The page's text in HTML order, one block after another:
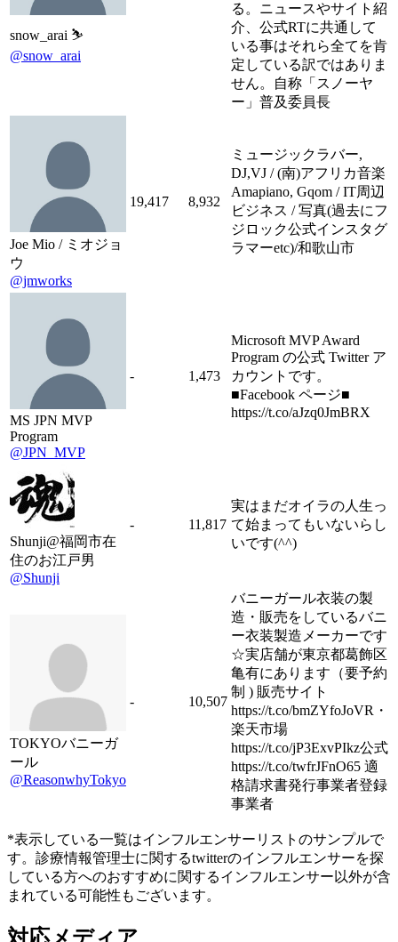
snow_arai ⛷
@snow_arai
る。ニュースやサイト紹
介、公式RTに共通して
いる事はそれら全てを肯
定している訳ではありま
せん。自称「スノーヤ
ー」普及委員長
Joe Mio / ミオジョ
ウ
@jmworks
19,417 8,932
ミュージックラバー,
DJ,VJ / (南)アフリカ音楽
Amapiano, Gqom / IT周辺
ビジネス / 写真(過去にフ
ジロック公式インスタグ
ラマーetc)/和歌山市
MS JPN MVP
Program
@JPN_MVP
- 1,473
Microsoft MVP Award
Program の公式 Twitter ア
カウントです。
■Facebook ページ■
https://t.co/aJzq0JmBRX
Shunji@福岡市在
住のお江戸男
@Shunji
- 11,817
実はまだオイラの人生っ
て始まってもいないらし
いです(^^)
TOKYOバニーガ
ール
@ReasonwhyTokyo
- 10,507
バニーガール衣装の製
造・販売をしているバニ
ー衣装製造メーカーです
☆実店舗が東京都葛飾区
亀有にあります（要予約
制 ) 販売サイト
https://t.co/bmZYfoJoVR・
楽天市場
https://t.co/jP3ExvPIkz公式
https://t.co/twfrJFnO65 適
格請求書発行事業者登録
事業者
*表示している一覧はインフルエンサーリストのサンプルで
す。診療情報管理士に関するtwitterのインフルエンサーを探
している方へのおすすめに関するインフルエンサー以外が含
まれている可能性もございます。